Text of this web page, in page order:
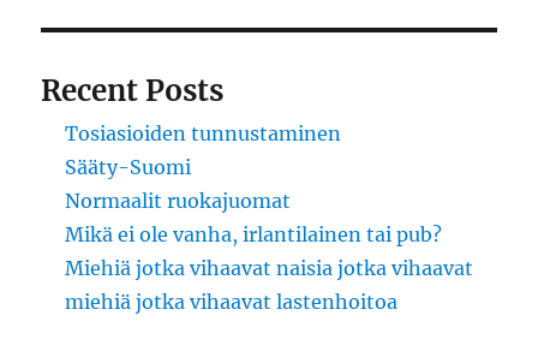
Recent Posts
Tosiasioiden tunnustaminen
Sääty-Suomi
Normaalit ruokajuomat
Mikä ei ole vanha, irlantilainen tai pub?
Miehiä jotka vihaavat naisia jotka vihaavat
miehiä jotka vihaavat lastenhoitoa